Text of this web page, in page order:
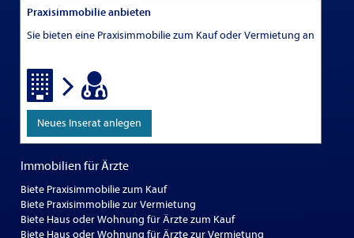
Praxisimmobilie anbieten
Sie bieten eine Praxisimmobilie zum Kauf oder Vermietung an
Neues Inserat anlegen
Immobilien für Ärzte
Biete Praxisimmobilie zum Kauf
Biete Praxisimmobilie zur Vermietung
Biete Haus oder Wohnung für Ärzte zum Kauf
Biete Haus oder Wohnung für Ärzte zur Vermietung